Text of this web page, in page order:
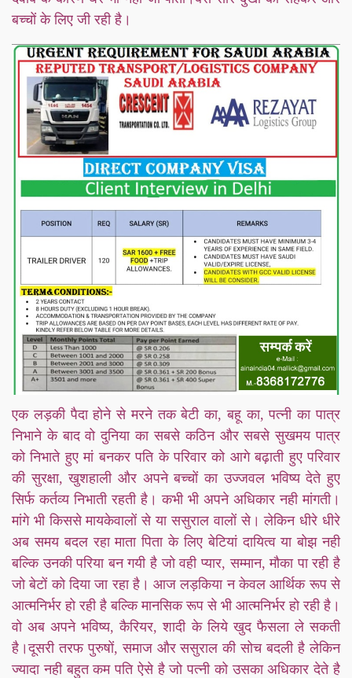
बच्चों के लिए जी रही है।
एक लड़की पैदा होने से मरने तक बेटी का, बहू का, पत्नी का पात्र
निभाने के बाद वो दुनिया का सबसे कठिन और सबसे सुखमय पात्र
को निभाते हुए मां बनकर पति के परिवार को आगे बढ़ाती हुए परिवार
की सुरक्षा, खुशहाली और अपने बच्चों का उज्जवल भविष्य देते हुए
सिर्फ कर्तव्य निभाती रहती है। कभी भी अपने अधिकार नही मांगती।
मांगे भी किससे मायकेवालों से या ससुराल वालों से। लेकिन धीरे धीरे
अब समय बदल रहा माता पिता के लिए बेटियां दायित्व या बोझ नही
बल्कि उनकी परिया बन गयी है जो वही प्यार, सम्मान, मौका पा रही है
जो बेटों को दिया जा रहा है। आज लड़किया न केवल आर्थिक रूप से
आत्मनिर्भर हो रही है बल्कि मानसिक रूप से भी आत्मनिर्भर हो रही है।
वो अब अपने भविष्य, कैरियर, शादी के लिये खुद फैसला ले सकती
है।दूसरी तरफ पुरुषों, समाज और ससुराल की सोच बदली है लेकिन
ज्यादा नही बहुत कम पति ऐसे है जो पत्नी को उसका अधिकार देते है